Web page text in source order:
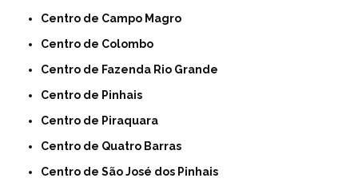
Centro de Campo Magro
Centro de Colombo
Centro de Fazenda Rio Grande
Centro de Pinhais
Centro de Piraquara
Centro de Quatro Barras
Centro de São José dos Pinhais